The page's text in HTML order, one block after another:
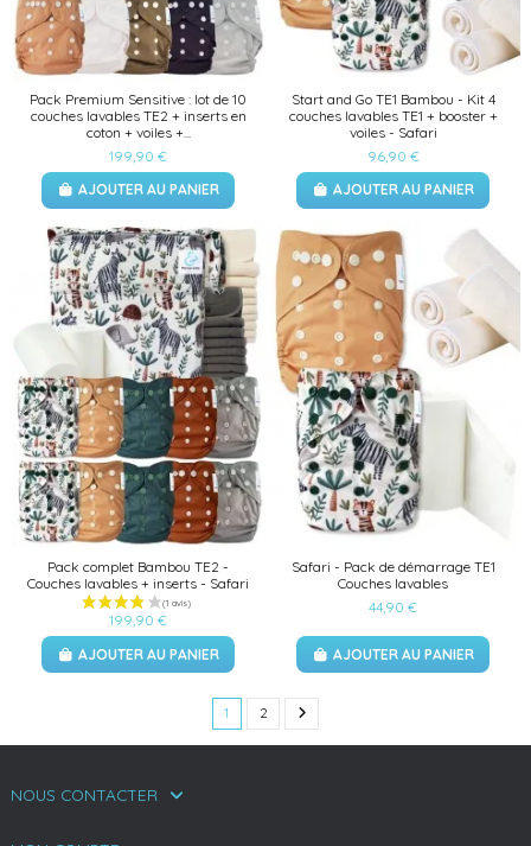
Pack Premium Sensitive : lot de 10
couches lavables TE2 + inserts en
coton + voiles +...
199,90 €
AJOUTER AU PANIER
Start and Go TE1 Bambou - Kit 4
couches lavables TE1 + booster +
voiles - Safari
96,90 €
AJOUTER AU PANIER
Pack complet Bambou TE2 -
Couches lavables + inserts - Safari
199,90 €
AJOUTER AU PANIER
Safari - Pack de démarrage TE1
Couches lavables
44,90 €
AJOUTER AU PANIER
1 2
NOUS CONTACTER